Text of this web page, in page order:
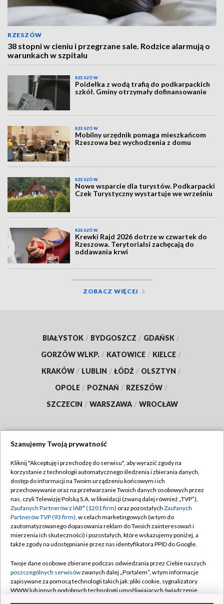
RZESZÓW
38 stopni w cieniu i przegrzane sale. Rodzice alarmują o
warunkach w szpitalu
RZESZÓW
Poidełka z wodą trafią do podkarpackich
szkół. Gminy otrzymały dofinansowanie
RZESZÓW
Mobilny urzędnik pomaga mieszkańcom
Rzeszowa bez wychodzenia z domu
RZESZÓW
Nowe wsparcie dla turystów. Podkarpacki
Czek Turystyczny wystartuje we wrześniu
RZESZÓW
Krewki Rajd 2026 dotrze w czwartek do
Rzeszowa. Terytorialsi zachęcają do
oddawania krwi
ZOBACZ WIĘCEJ
BIAŁYSTOK / BYDGOSZCZ / GDAŃSK /
GORZÓW WLKP. / KATOWICE / KIELCE /
KRAKÓW / LUBLIN / ŁÓDŹ / OLSZTYN /
OPOLE / POZNAŃ / RZESZÓW /
SZCZECIN / WARSZAWA / WROCŁAW
TVP
Abonament TVP
Emisja w TVP
Centrum informacji TVP
Naziemna Telewizja Cyfrowa
Rada Programowa
System NOS
Regulamin TVP
Polityka prywatności
Moje zgody
Pomoc
Kontakt
Szanujemy Twoją prywatność
Kliknij "Akceptuję i przechodzę do serwisu", aby wyrazić zgody na
korzystanie z technologii automatycznego śledzenia i zbierania danych,
dostęp do informacji na Twoim urządzeniu końcowym i ich
przechowywanie oraz na przetwarzanie Twoich danych osobowych przez
nas, czyli Telewizję Polską S.A. w likwidacji (zwaną dalej również „TVP”),
Zaufanych Partnerów z IAB* (1201 firm) oraz pozostałych Zaufanych
Partnerów TVP (93 firm), w celach marketingowych (w tym do
zautomatyzowanego dopasowania reklam do Twoich zainteresowań i
mierzenia ich skuteczności) i pozostałych, które wskazujemy poniżej, a
także zgody na udostępnianie przez nas identyfikatora PPID do Google.
Twoje dane osobowe zbierane podczas odwiedzania przez Ciebie naszych
poszczególnych serwisówzwanych dalej „Portalem”, w tym informacje
zapisywane za pomocą technologii takich jak: pliki cookie, sygnalizatory
WWW lub innych podobnych technologii umożliwiających świadczenie